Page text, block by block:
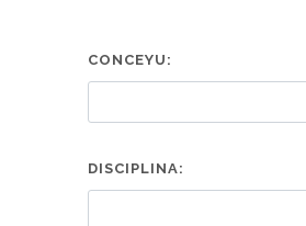
CONCEYU:
DISCIPLINA: